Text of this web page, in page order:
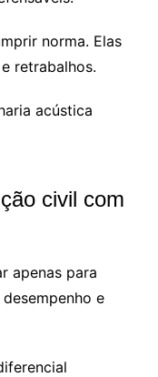
norma. Elas
retrabalhos.
acústica
civil com
apenas para
e